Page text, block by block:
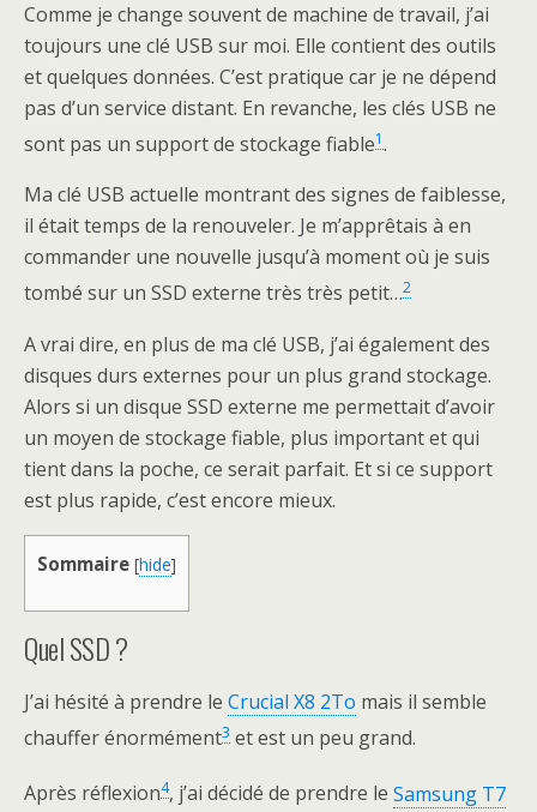
Comme je change souvent de machine de travail, j’ai
toujours une clé USB sur moi. Elle contient des outils
et quelques données. C’est pratique car je ne dépend
pas d’un service distant. En revanche, les clés USB ne
sont pas un support de stockage fiable1.
Ma clé USB actuelle montrant des signes de faiblesse,
il était temps de la renouveler. Je m’apprêtais à en
commander une nouvelle jusqu’à moment où je suis
tombé sur un SSD externe très très petit…2
A vrai dire, en plus de ma clé USB, j’ai également des
disques durs externes pour un plus grand stockage.
Alors si un disque SSD externe me permettait d’avoir
un moyen de stockage fiable, plus important et qui
tient dans la poche, ce serait parfait. Et si ce support
est plus rapide, c’est encore mieux.
Sommaire [hide]
Quel SSD ?
J’ai hésité à prendre le Crucial X8 2To mais il semble
chauffer énormément3 et est un peu grand.
Après réflexion4, j’ai décidé de prendre le Samsung T7